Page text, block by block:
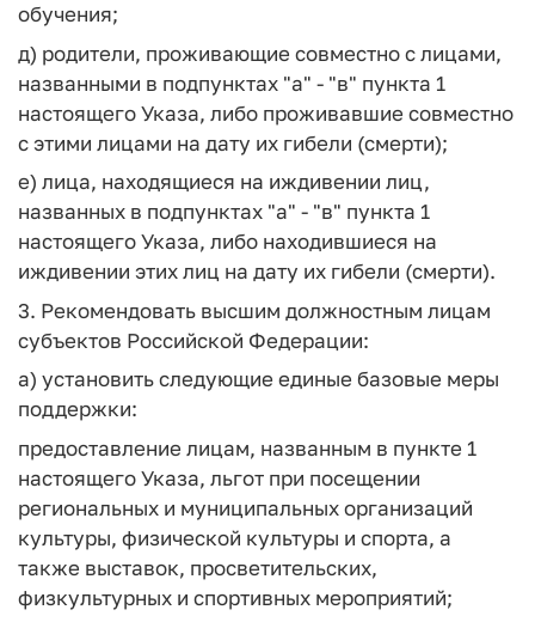
обучения;
д) родители, проживающие совместно с лицами,
названными в подпунктах "а" - "в" пункта 1
настоящего Указа, либо проживавшие совместно
с этими лицами на дату их гибели (смерти);
е) лица, находящиеся на иждивении лиц,
названных в подпунктах "а" - "в" пункта 1
настоящего Указа, либо находившиеся на
иждивении этих лиц на дату их гибели (смерти).
3. Рекомендовать высшим должностным лицам
субъектов Российской Федерации:
а) установить следующие единые базовые меры
поддержки:
предоставление лицам, названным в пункте 1
настоящего Указа, льгот при посещении
региональных и муниципальных организаций
культуры, физической культуры и спорта, а
также выставок, просветительских,
физкультурных и спортивных мероприятий;